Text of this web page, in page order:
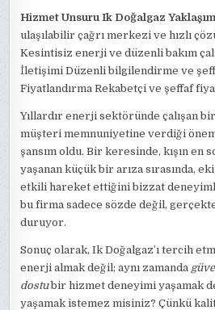
Hizmet Unsuru Ik Doğalgaz
ulaşılabilir çağrı merkezi ve hızlı
Kesintisiz enerji ve düzenli bakım
İletişimi Düzenli bilgilendirme ve
Fiyatlandırma Rekabetçi ve şeffaf
Yıllardır enerji sektöründe çalışan
müşteri memnuniyetine verdiği
şansım oldu. Bir keresinde, kışın en
yaşanan küçük bir arıza sırasında,
etkili hareket ettiğini bizzat
bu firma sadece sözde değil,
duruyor.
Sonuç olarak, Ik Doğalgaz’ı tercih
enerji almak değil; aynı zamanda
dostubir hizmet deneyimi yaşamak
yaşamak istemez misiniz? Çünkü